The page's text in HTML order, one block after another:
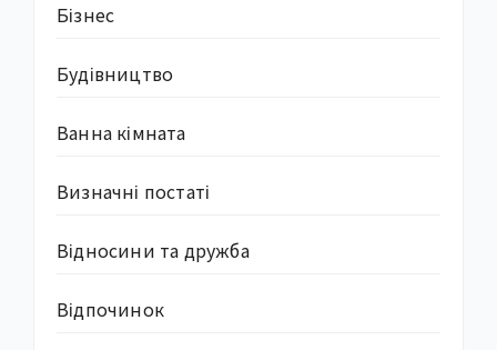
Бізнес
Будівництво
Ванна кімната
Визначні постаті
Відносини та дружба
Відпочинок